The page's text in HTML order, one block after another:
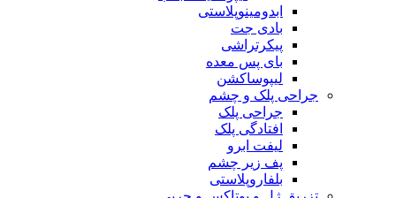
ابدومینوپلاستی
بادی‌ جت
پیکرتراشی
بای پس معده
لیپوساکشن
جراحی پلک و چشم
جراحی پلک
افتادگی پلک
لیفت ابرو
پف زیر چشم
بلفاروپلاستی